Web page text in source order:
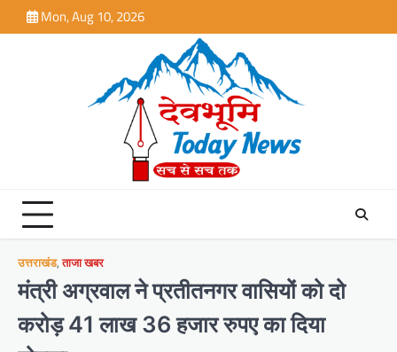
to
Mon, Aug 10, 2026
उत्तराखंड,ताजा खबर
मंत्री अग्रवाल ने प्रतीतनगर वासियों को दो
करोड़ 41 लाख 36 हजार रुपए का दिया